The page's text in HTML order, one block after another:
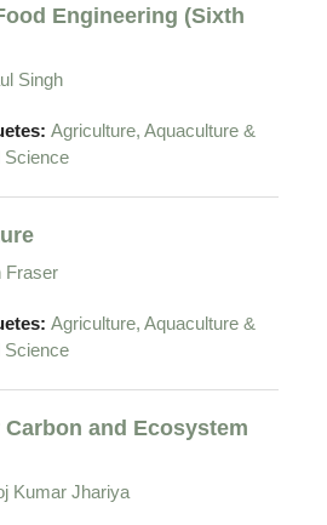
Engineering (Sixth
Singh
Agriculture, Aquaculture &
Science
Fraser
Agriculture, Aquaculture &
Science
and Ecosystem
Kumar Jhariya